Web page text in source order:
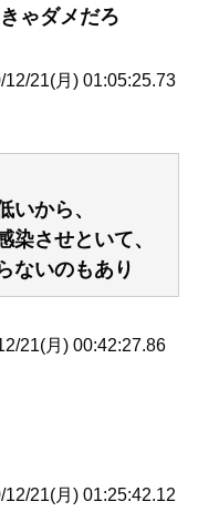
ゃダメだろ
12/21(月) 01:05:25.73
いから、
染させといて、
ないのもあり
21(月) 00:42:27.86
12/21(月) 01:25:42.12